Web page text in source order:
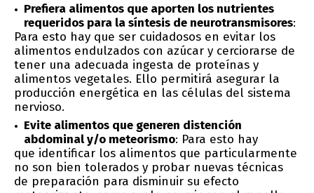
Prefiera alimentos que aporten los nutrientes
requeridos para la síntesis de neurotransmisores:
Para esto hay que ser cuidadosos en evitar los
alimentos endulzados con azúcar y cerciorarse de
tener una adecuada ingesta de proteínas y
alimentos vegetales. Ello permitirá asegurar la
producción energética en las células del sistema
nervioso.
Evite alimentos que generen distención
abdominal y/o meteorismo: Para esto hay
que identificar los alimentos que particularmente
no son bien tolerados y probar nuevas técnicas
de preparación para disminuir su efecto